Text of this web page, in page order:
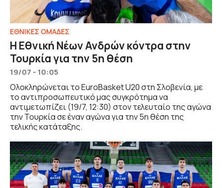
EΘΝΙΚΕΣ OΜΑΔΕΣ
Η Εθνική Νέων Ανδρών κόντρα στην
Τουρκία για την 5η θέση
19/07 - 10:05
Ολοκληρώνεται το EuroBasket U20 στη Σλοβενία, με
το αντιπροσωπευτικό μας συγκρότημα να
αντιμετωπίζει (19/7, 12:30) στον τελευταίο της αγώνα
την Τουρκία σε έναν αγώνα για την 5η θέση της
τελικής κατάταξης.